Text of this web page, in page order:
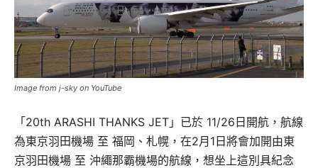
Image from j-sky on YouTube
「20th ARASHI THANKS JET」已於 11/26日開航，航線
為東京羽田機場 至 福岡、札幌，在2月1日將會加開由東
京羽田機場 至 沖繩那霸機場的航線，想坐上這別具紀念